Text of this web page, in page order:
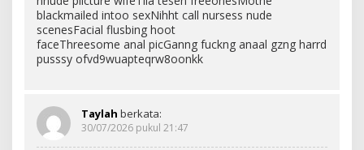
blackmailed intoo sexNihht call nursess nude
scenesFacial flusbing hoot
faceThreesome anal picGanng fuckng anaal gzng harrd
pusssy ofvd9wuapteqrw8oonkk
Taylah berkata:
30/07/2026 pukul 21:47